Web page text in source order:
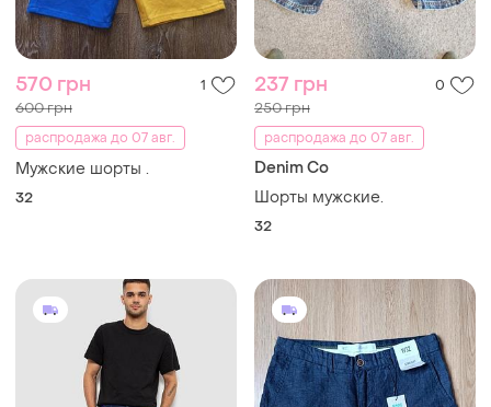
570 грн 1
600 грн
распродажа до 07 авг.
Мужские шорты .
32
237 грн 0
250 грн
распродажа до 07 авг.
Denim Co
Шорты мужские.
32